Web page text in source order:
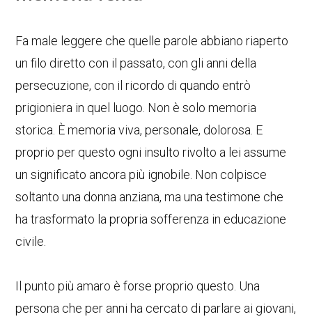
Fa male leggere che quelle parole abbiano riaperto
un filo diretto con il passato, con gli anni della
persecuzione, con il ricordo di quando entrò
prigioniera in quel luogo. Non è solo memoria
storica. È memoria viva, personale, dolorosa. E
proprio per questo ogni insulto rivolto a lei assume
un significato ancora più ignobile. Non colpisce
soltanto una donna anziana, ma una testimone che
ha trasformato la propria sofferenza in educazione
civile.
Il punto più amaro è forse proprio questo. Una
persona che per anni ha cercato di parlare ai giovani,